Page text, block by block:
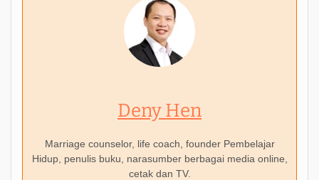
Deny Hen
Marriage counselor, life coach, founder Pembelajar
Hidup, penulis buku, narasumber berbagai media online,
cetak dan TV.